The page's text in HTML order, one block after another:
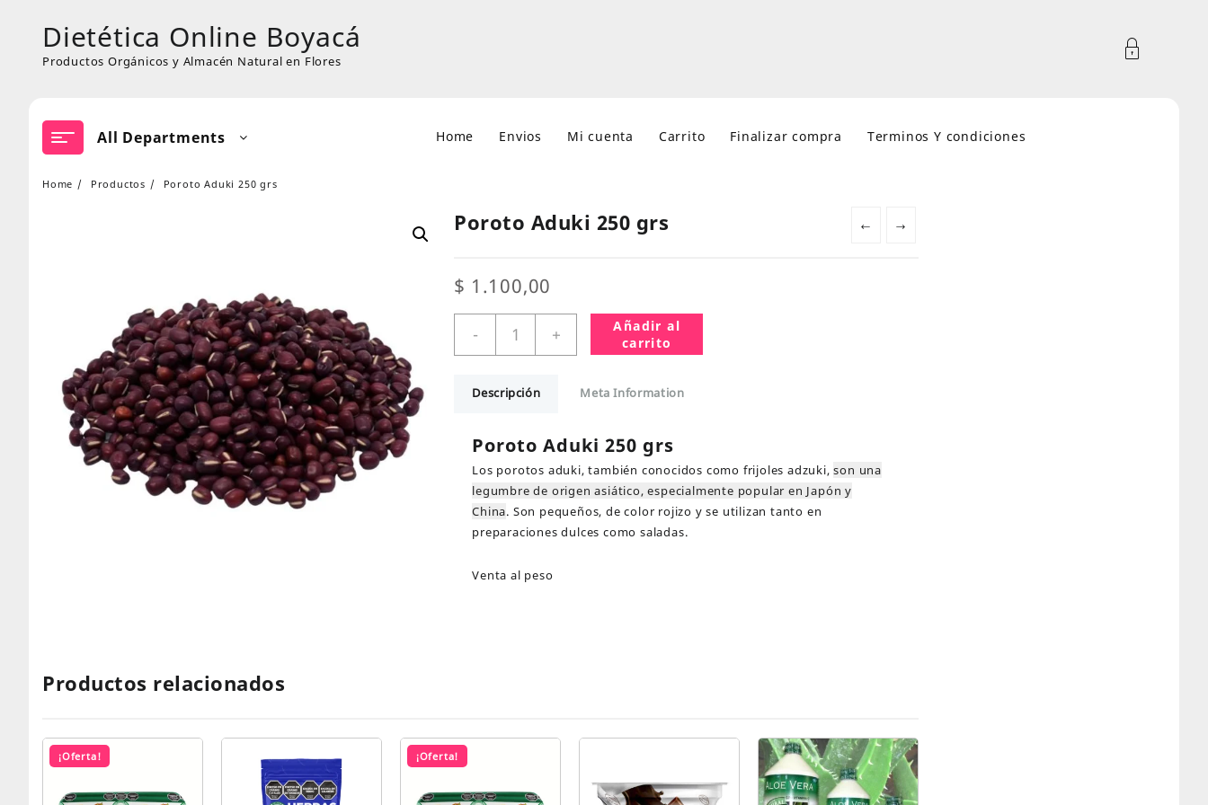
contentDietética Online Boyacá
Productos Orgánicos y Almacén Natural en Flores
All Departments Home Envios Mi cuenta Carrito Finalizar compra Terminos Y condiciones
Home Productos Poroto Aduki 250 grs
← →
Poroto Aduki 250 grs
$ 1.100,00
-
Aduki
250
cantidad
+
Añadir al
carrito
Descripción Meta Information
Poroto Aduki 250 grs
Los porotos aduki, también conocidos como frijoles adzuki,son una
legumbre de origen asiático, especialmente popular en Japón y
China. Son pequeños, de color rojizo y se utilizan tanto en
preparaciones dulces como saladas.
Venta al peso
Productos relacionados
¡Oferta! ¡Oferta!